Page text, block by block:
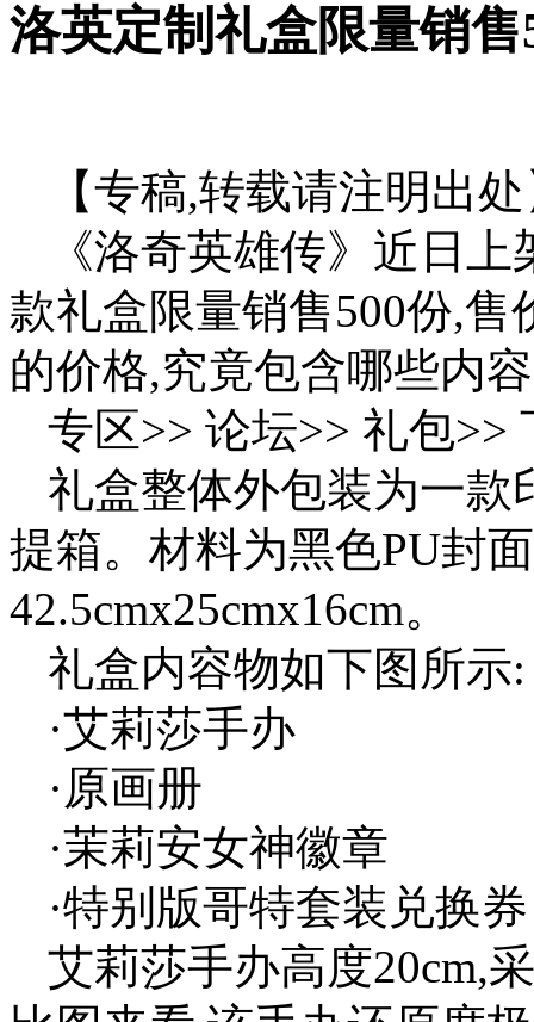
洛英定制礼盒限量销
【专稿,转载请注明出
《洛奇英雄传》近日
款礼盒限量销售500份,售
的价格,究竟包含哪些内
专区>> 论坛>> 礼包>>
礼盒整体外包装为一款
提箱。材料为黑色PU封
42.5cmx25cmx16cm。
礼盒内容物如下图所示:
·艾莉莎手办
·原画册
·茉莉安女神徽章
·特别版哥特套装兑换券
艾莉莎手办高度20cm,